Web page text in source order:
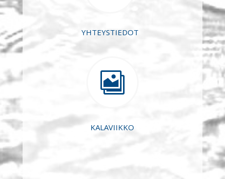
YHTEYSTIEDOT

KALAVIIKKO